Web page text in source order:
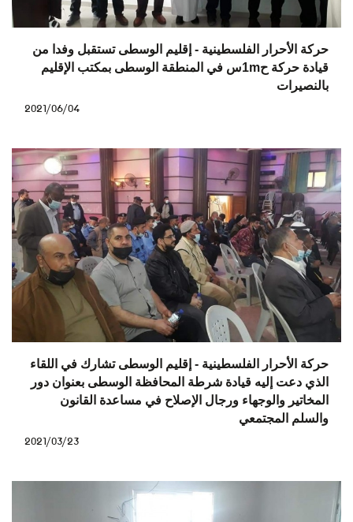
حركة الأحرار الفلسطينية - إقليم الوسطى تستقبل وفدا من
قيادة حركة ح1mس في المنطقة الوسطى بمكتب الإقليم
بالنصيرات
حركة الأحرار الفلسطينية - إقليم الوسطى تشارك في اللقاء
الذي دعت إليه قيادة شرطة المحافظة الوسطى بعنوان دور
المخاتير والوجهاء ورجال الإصلاح في مساعدة القانون
والسلم المجتمعي